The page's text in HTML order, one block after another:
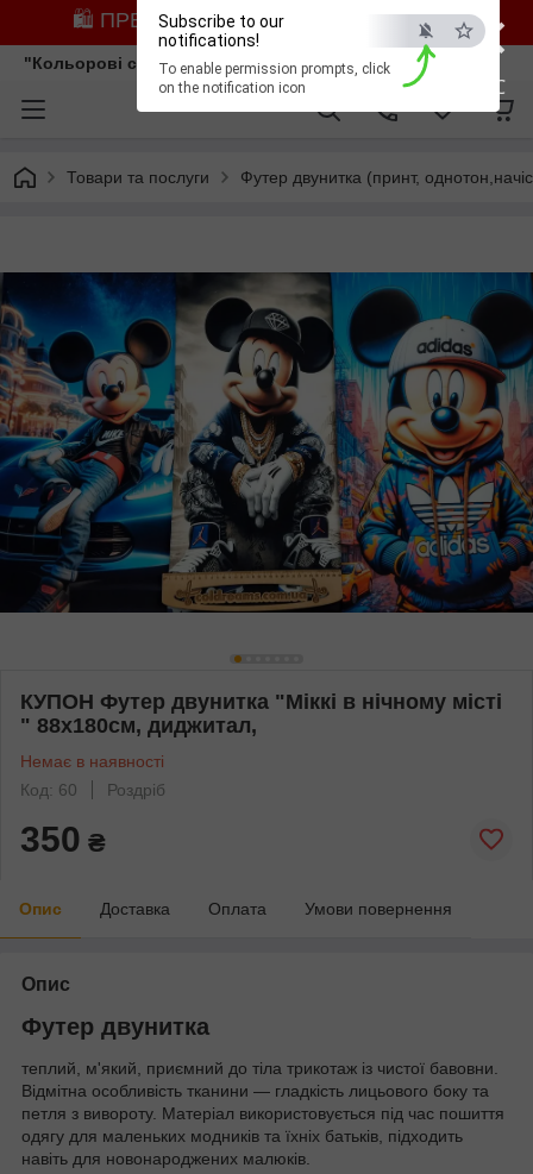
×
ESC
Subscribe to our
notifications!
To enable permission prompts, click
on the notification icon
🛍️ ПРЕДЗАМОВЛЕННЯ ЗІ ЗНИЖКОЮ
"Кольорові сни"
Товари та послуги Футер двунитка (принт,
КУПОН Футер двунитка "Міккі в нічному місті
" 88х180см, диджитал,
Немає в наявності
Код: 60
Роздріб
350 ₴
Опис Доставка Оплата Умови повернення
Опис
Футер двунитка
теплий, м'який, приємний до тіла трикотаж із чистої бавовни.
Відмітна особливість тканини — гладкість лицьового боку та
петля з вивороту. Матеріал використовується під час пошиття
одягу для маленьких модників та їхніх батьків, підходить
навіть для новонароджених малюків.